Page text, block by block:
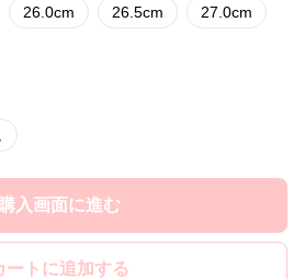
26.0cm 26.5cm 27.0cm
購入画面に進む
ートに追加する